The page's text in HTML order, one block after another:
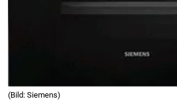
(Bild: Siemens)